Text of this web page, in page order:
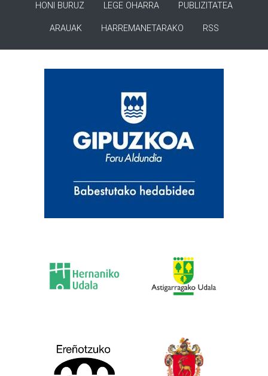
HONI BURUZ LEGE OHARRA PUBLIZITATEA
ARAUAK HARREMANETARAKO RSS